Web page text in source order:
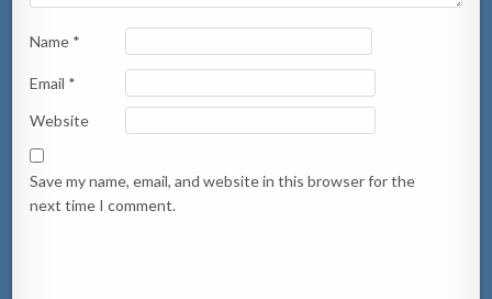
Name *
Email *
Website
Save my name, email, and website in this browser for the
next time I comment.